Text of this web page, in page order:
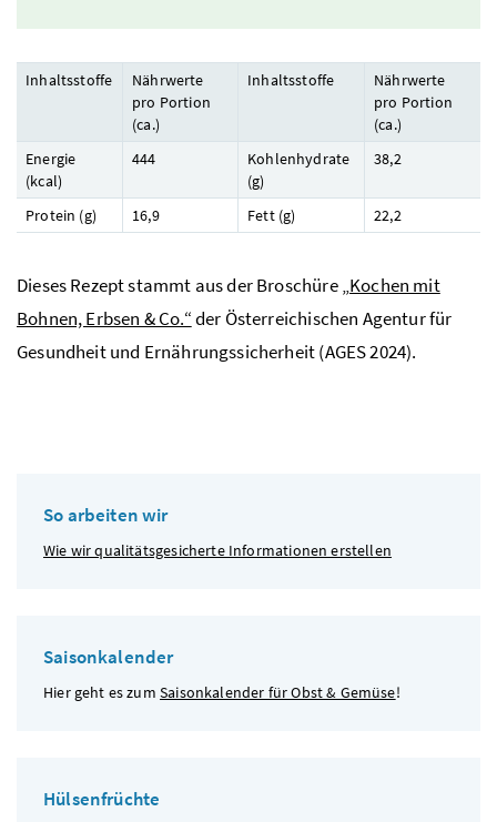
Inhaltsstoffe
Nährwerte
pro Portion
(ca.)
Inhaltsstoffe
Nährwerte
pro Portion
(ca.)
Energie
(kcal)
444
Kohlenhydrate
(g)
38,2
Protein (g) 16,9 Fett (g) 22,2
Dieses Rezept stammt aus der Broschüre„Kochen mit
Bohnen, Erbsen & Co.“der Österreichischen Agentur für
Gesundheit und Ernährungssicherheit (AGES2024).
So arbeiten wir
Wie wir qualitätsgesicherte Informationen erstellen
Saisonkalender
Hier geht es zum Saisonkalender für Obst & Gemüse!
Hülsenfrüchte